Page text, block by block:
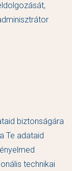
biztonságára
Te adataid
technikai